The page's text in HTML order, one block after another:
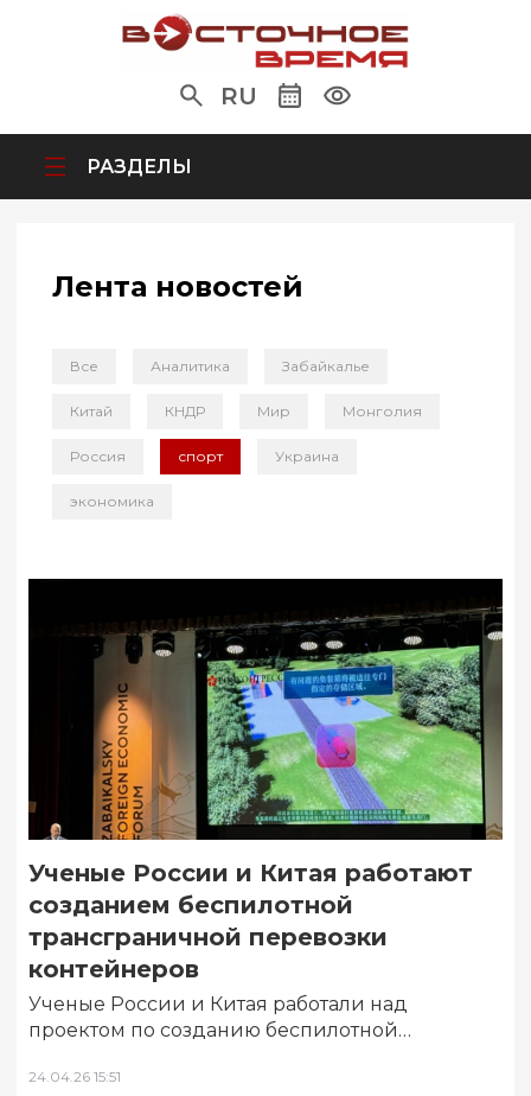
RU
РАЗДЕЛЫ
Лента новостей
Все Аналитика Забайкалье
Китай КНДР Мир Монголия
Россия спорт Украина
экономика
Ученые России и Китая работают
созданием беспилотной
трансграничной перевозки
контейнеров
Ученые России и Китая работали над
проектом по созданию беспилотной
перевозки контейнеров. Об этом на
24.04.26 15:51